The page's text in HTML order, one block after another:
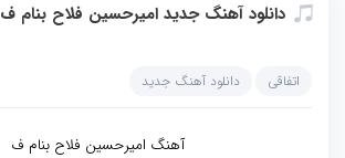
دانلود آهنگ جدید امیرحسین فلاح بنام ف
اتفاقی دانلود آهنگ جدید
آهنگ امیرحسین فلاح بنام ف